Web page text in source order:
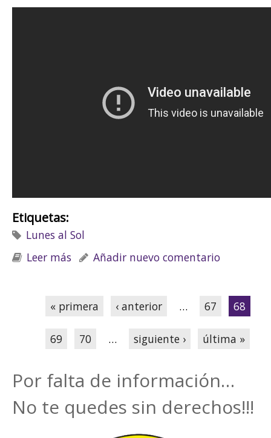
Etiquetas:
Lunes al Sol
Leer más sobre LOS LUNES AL SOL: "Mercado de
Añadir nuevo comentario
Páginas
« primera ‹ anterior … 67 68
69 70 … siguiente › última »
Por falta de información…
No te quedes sin derechos!!!